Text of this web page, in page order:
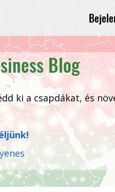
Blog
ki a csapdákat, és